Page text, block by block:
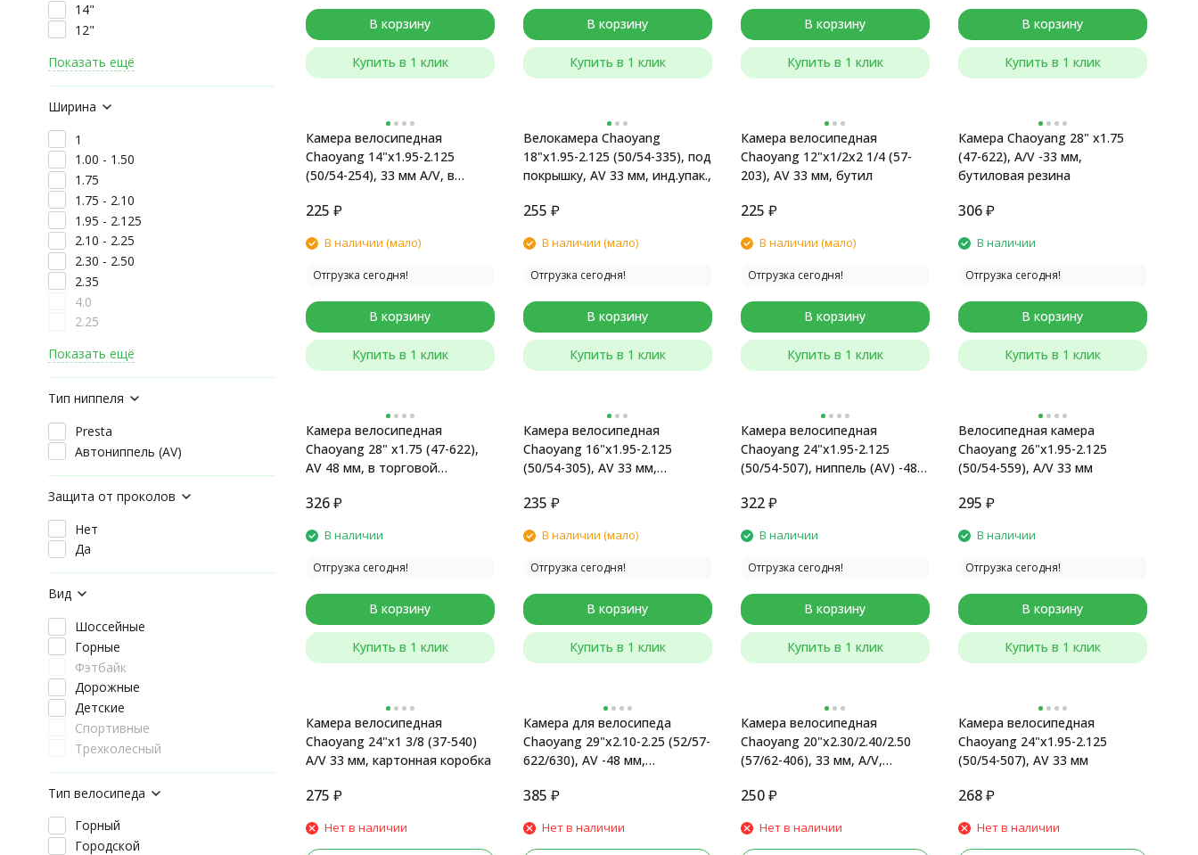
В корзину
Купить в 1 клик
В корзину
Купить в 1 клик
В корзину
Купить в 1 клик
В корзину
Купить в 1 клик
Камера велосипедная
Chaoyang 14"x1.95-2.125
(50/54-254), 33 мм A/V, в
225 ₽
В наличии (мало)
Отгрузка сегодня!
В корзину
Купить в 1 клик
Велокамера Chaoyang
18"x1.95-2.125 (50/54-335), под
покрышку, AV 33 мм, инд.упак.,
255 ₽
В наличии (мало)
Отгрузка сегодня!
В корзину
Купить в 1 клик
Камера велосипедная
Chaoyang 12"x1/2x2 1/4 (57-
203), AV 33 мм, бутил
225 ₽
В наличии (мало)
Отгрузка сегодня!
В корзину
Купить в 1 клик
Камера Chaoyang 28" x1.75
(47-622), A/V -33 мм,
бутиловая резина
306 ₽
В наличии
Отгрузка сегодня!
В корзину
Купить в 1 клик
Камера велосипедная
Chaoyang 28" x1.75 (47-622),
AV 48 мм, в торговой
326 ₽
В наличии
Отгрузка сегодня!
В корзину
Купить в 1 клик
Камера велосипедная
Chaoyang 16"x1.95-2.125
(50/54-305), AV 33 мм,
235 ₽
В наличии (мало)
Отгрузка сегодня!
В корзину
Купить в 1 клик
Камера велосипедная
Chaoyang 24"x1.95-2.125
(50/54-507), ниппель (AV) -48
322 ₽
В наличии
Отгрузка сегодня!
В корзину
Купить в 1 клик
Велосипедная камера
Chaoyang 26"x1.95-2.125
(50/54-559), A/V 33 мм
295 ₽
В наличии
Отгрузка сегодня!
В корзину
Купить в 1 клик
Камера велосипедная
Chaoyang 24"x1 3/8 (37-540)
A/V 33 мм, картонная коробка
275 ₽
Нет в наличии
Камера для велосипеда
Chaoyang 29"x2.10-2.25 (52/57-
622/630), AV -48 мм,
385 ₽
Нет в наличии
Камера велосипедная
Chaoyang 20"x2.30/2.40/2.50
(57/62-406), 33 мм, A/V,
250 ₽
Нет в наличии
Камера велосипедная
Chaoyang 24"x1.95-2.125
(50/54-507), AV 33 мм
268 ₽
Нет в наличии
14"
12"
Показать ещё
Ширина
1
1.00 - 1.50
1.75
1.75 - 2.10
1.95 - 2.125
2.10 - 2.25
2.30 - 2.50
2.35
4.0
2.25
Показать ещё
Тип ниппеля
Presta
Автониппель (AV)
Защита от проколов
Нет
Да
Вид
Шоссейные
Горные
Фэтбайк
Дорожные
Детские
Спортивные
Трехколесный
Тип велосипеда
Горный
Городской